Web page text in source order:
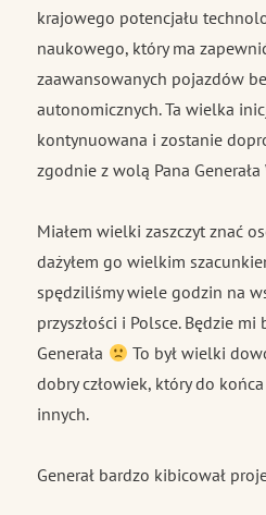
krajowego potencjału
naukowego, który ma
zaawansowanych pojazdów
autonomicznych. Ta wielka
kontynuowana i zostanie
zgodnie z wolą Pana
Miałem wielki zaszczyt znać
dażyłem go wielkim
spędziliśmy wiele godzin na
przyszłości i Polsce. Będzie
Generała
To był wielki
dobry człowiek, który do
innych.
Generał bardzo kibicował